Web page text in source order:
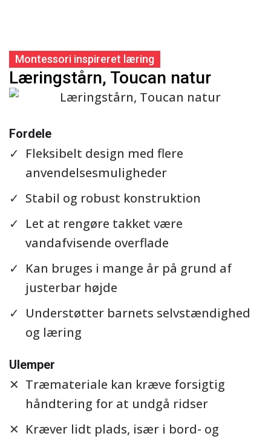
Montessori inspireret læring
Læringstårn, Toucan natur
Fordele
Fleksibelt design med flere
anvendelsesmuligheder
Stabil og robust konstruktion
Let at rengøre takket være
vandafvisende overflade
Kan bruges i mange år på grund af
justerbar højde
Understøtter barnets selvstændighed
og læring
Ulemper
Træmateriale kan kræve forsigtig
håndtering for at undgå ridser
Kræver lidt plads, især i bord- og